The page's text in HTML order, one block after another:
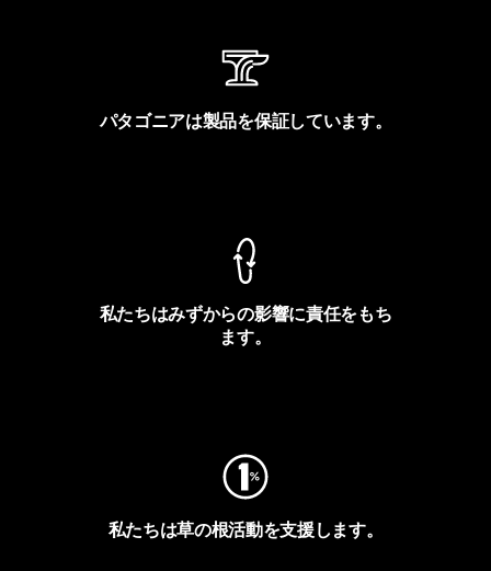
パタゴニアは製品を保証しています。
私たちはみずからの影響に責任をもち
ます。
私たちは草の根活動を支援します。